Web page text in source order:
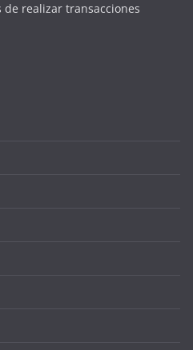
de realizar transacciones